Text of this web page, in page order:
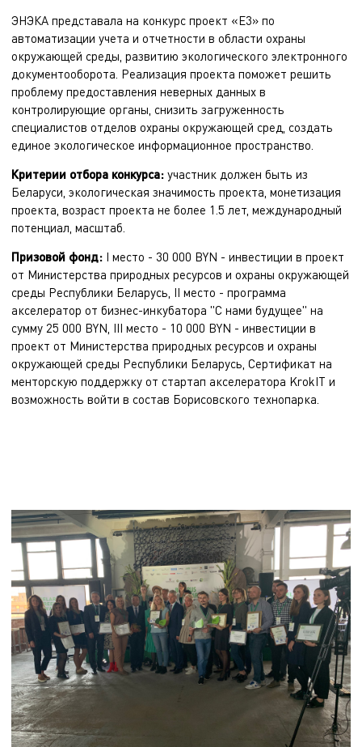
ЭНЭКА представала на конкурс проект «Е3» по
автоматизации учета и отчетности в области охраны
окружающей среды, развитию экологического электронного
документооборота. Реализация проекта поможет решить
проблему предоставления неверных данных в
контролирующие органы, снизить загруженность
специалистов отделов охраны окружающей сред, создать
единое экологическое информационное пространство.
Критерии отбора конкурса: участник должен быть из
Беларуси, экологическая значимость проекта, монетизация
проекта, возраст проекта не более 1.5 лет, международный
потенциал, масштаб.
Призовой фонд: I место - 30 000 BYN - инвестиции в проект
от Министерства природных ресурсов и охраны окружающей
среды Республики Беларусь, II место - программа
акселератор от бизнес-инкубатора "С нами будущее" на
сумму 25 000 BYN, III место - 10 000 BYN - инвестиции в
проект от Министерства природных ресурсов и охраны
окружающей среды Республики Беларусь, Сертификат на
менторскую поддержку от стартап акселератора KrokIT и
возможность войти в состав Борисовского технопарка.